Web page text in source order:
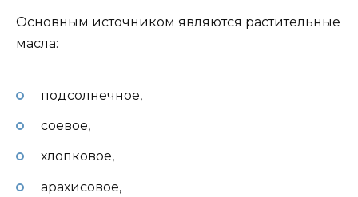
Основным источником являются растительные
масла:
подсолнечное,
соевое,
хлопковое,
арахисовое,